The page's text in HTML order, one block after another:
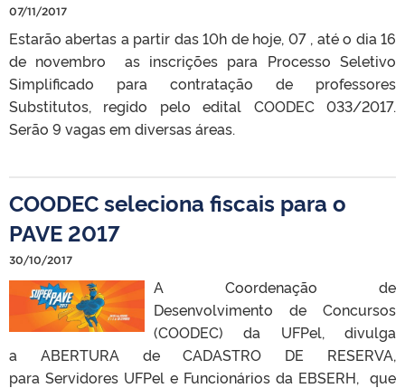
07/11/2017
Estarão abertas a partir das 10h de hoje, 07 , até o dia 16
de novembro as inscrições para Processo Seletivo
Simplificado para contratação de professores
Substitutos, regido pelo edital COODEC 033/2017.
Serão 9 vagas em diversas áreas.
COODEC seleciona fiscais para o
PAVE 2017
30/10/2017
A Coordenação de
Desenvolvimento de Concursos
(COODEC) da UFPel, divulga
a ABERTURA de CADASTRO DE RESERVA,
para Servidores UFPel e Funcionários da EBSERH, que